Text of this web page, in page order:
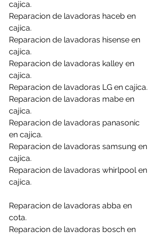
cajica.
Reparacion de lavadoras haceb en
cajica.
Reparacion de lavadoras hisense en
cajica.
Reparacion de lavadoras kalley en
cajica.
Reparacion de lavadoras LG en cajica.
Reparacion de lavadoras mabe en
cajica.
Reparacion de lavadoras panasonic
en cajica.
Reparacion de lavadoras samsung en
cajica.
Reparacion de lavadoras whirlpool en
cajica.
Reparacion de lavadoras abba en
cota.
Reparacion de lavadoras bosch en